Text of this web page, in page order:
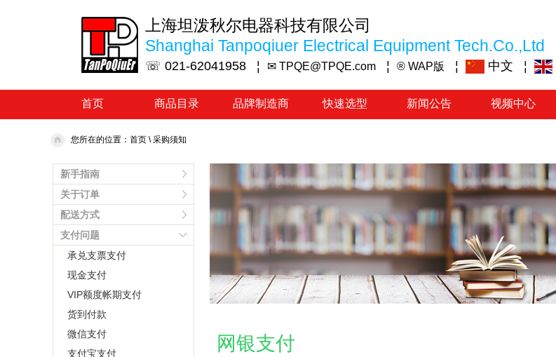
上海坦泼秋尔电器科技有限公司
Shanghai Tanpoqiuer Electrical Equipment Tech.Co.,Ltd
☏ 021-62041958 ¦ ✉ TPQE@TPQE.com ¦ ® WAP版 ¦ 中文 ¦
首页 商品目录 品牌制造商 快速选型 新闻公告 视频中心
您所在的位置： 首页 \采购须知
新手指南
关于订单
配送方式
支付问题
承兑支票支付
现金支付
VIP额度帐期支付
货到付款
微信支付
支付宝支付
网银支付